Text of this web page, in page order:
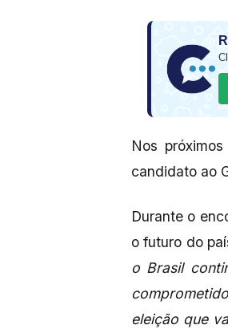
Nos
candidato ao
Durante o
o futuro do
o Brasil
eleição que